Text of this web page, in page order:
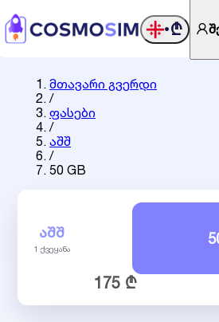
•₾
მთავარი გვერდი
/
ფასები
/
აშშ
/
50 GB
ᲐᲨᲨ
1 ქვეყანა
175 ₾